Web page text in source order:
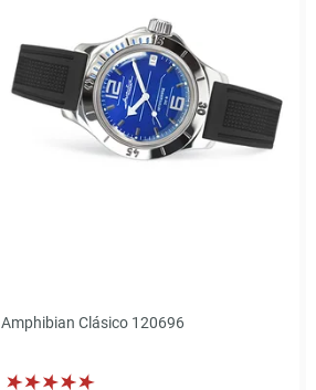
Amphibian Clásico 120696